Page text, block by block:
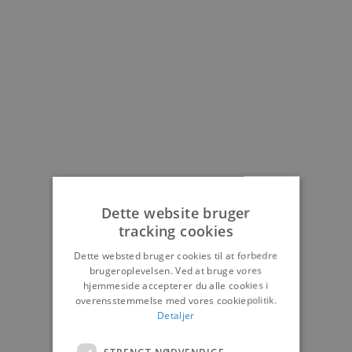
Dette website bruger
tracking cookies
Dette websted bruger cookies til at forbedre
brugeroplevelsen. Ved at bruge vores
hjemmeside accepterer du alle cookies i
overensstemmelse med vores cookiepolitik.
Detaljer